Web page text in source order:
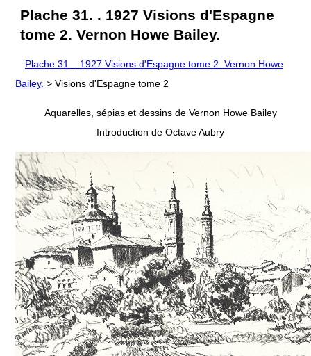
Plache 31. . 1927 Visions d'Espagne
tome 2. Vernon Howe Bailey.
Plache 31. . 1927 Visions d'Espagne tome 2. Vernon Howe
Bailey. > Visions d'Espagne tome 2
Aquarelles, sépias et dessins de Vernon Howe Bailey
Introduction de Octave Aubry